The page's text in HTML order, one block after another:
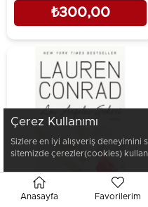
₺300,00
★ ★★
Çerez Kullanımı
Sizlere en iyi alışveriş deneyimini
sitemizde çerezler(cookies)
Anasayfa Favorilerim